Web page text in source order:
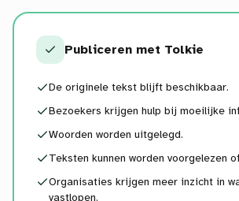
Publiceren met Tolkie
De originele tekst blijft beschikbaar.
Bezoekers krijgen hulp bij moeilijke
Woorden worden uitgelegd.
Teksten kunnen worden voorgelezen
Organisaties krijgen meer inzicht in
vastlopen.